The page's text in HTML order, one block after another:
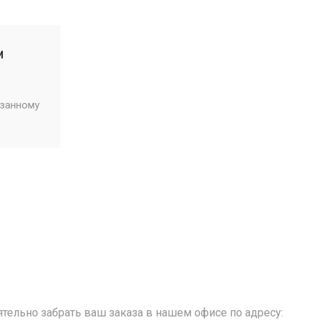
забрать ваш заказа в нашем офисе по адресу: